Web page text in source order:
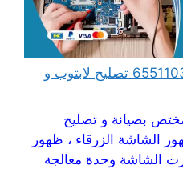
مهندس كمبيوتر الصليبية 65511033 تصليح لابتوب و
بصيانة و تصليح
الشاشة الزرقاء ، ظهور
الشاشة وحدة معالجة